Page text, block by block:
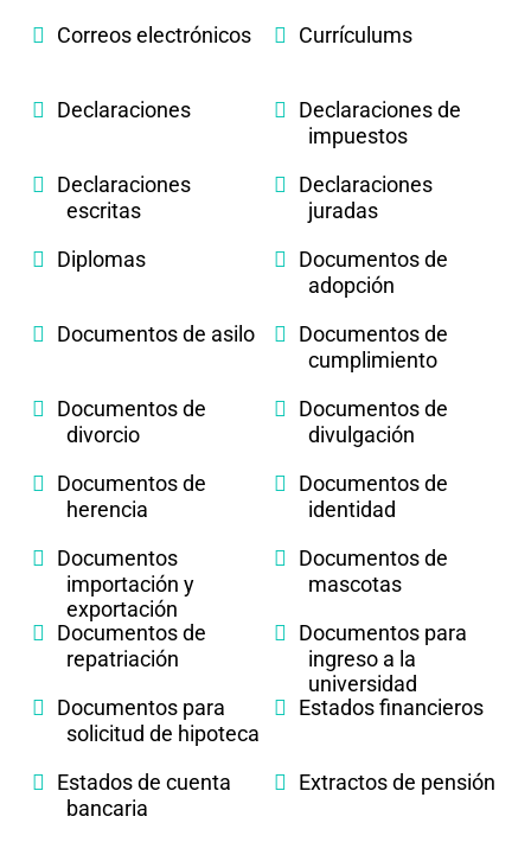
Correos electrónicos
Currículums
Declaraciones
Declaraciones de
impuestos
Declaraciones
escritas
Declaraciones
juradas
Diplomas
Documentos de
adopción
Documentos de asilo
Documentos de
cumplimiento
Documentos de
divorcio
Documentos de
divulgación
Documentos de
herencia
Documentos de
identidad
Documentos
importación y
exportación
Documentos de
mascotas
Documentos de
repatriación
Documentos para
ingreso a la
universidad
Documentos para
solicitud de hipoteca
Estados financieros
Estados de cuenta
bancaria
Extractos de pensión